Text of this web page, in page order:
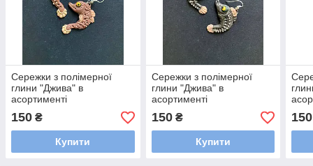
Сережки з полімерної
глини "Джива" в
асортименті
150 ₴
Купити
Сережки з полімерної
глини "Джива" в
асортименті
150₴
Купити
150